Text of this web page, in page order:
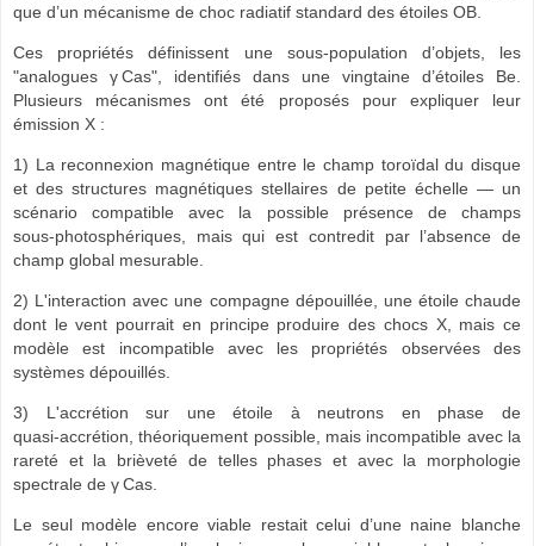
que d’un mécanisme de choc radiatif standard des étoiles OB.
Ces propriétés définissent une sous‑population d’objets, les
"analogues γ Cas", identifiés dans une vingtaine d’étoiles Be.
Plusieurs mécanismes ont été proposés pour expliquer leur
émission X :
1) La reconnexion magnétique entre le champ toroïdal du disque
et des structures magnétiques stellaires de petite échelle — un
scénario compatible avec la possible présence de champs
sous‑photosphériques, mais qui est contredit par l’absence de
champ global mesurable.
2) L'interaction avec une compagne dépouillée, une étoile chaude
dont le vent pourrait en principe produire des chocs X, mais ce
modèle est incompatible avec les propriétés observées des
systèmes dépouillés.
3) L'accrétion sur une étoile à neutrons en phase de
quasi‑accrétion, théoriquement possible, mais incompatible avec la
rareté et la brièveté de telles phases et avec la morphologie
spectrale de γ Cas.
Le seul modèle encore viable restait celui d’une naine blanche